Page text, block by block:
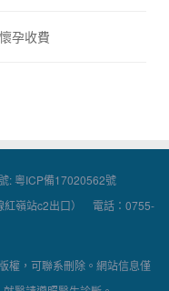
孕收費
:粵ICP備17020562號
紅嶺站c2出口） 電話：0755-
權，可聯系刪除。網站信息僅